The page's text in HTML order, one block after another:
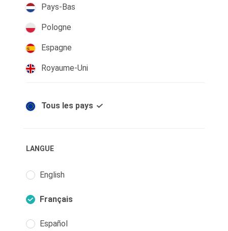
Pays-Bas
Pologne
Espagne
Royaume-Uni
Tous les pays
LANGUE
English
Français
Español